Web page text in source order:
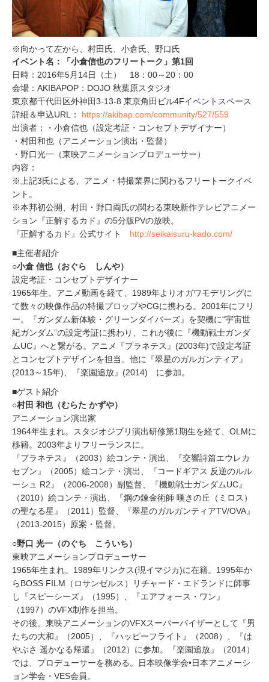
※向かって左から、村田氏、小倉氏、野口氏
イベント名：「小倉信也のフリートーク」第1回
日時：2016年5月14日（土） 18：00～20：00
会場：AKIBAPOP：DOJO 秋葉原スタジオ
東京都千代田区外神田3-13-8 東京角田ビル4Fイベントスペース
詳細＆申込URL： https://akibap.com/community/527/559
出演者：・小倉信也（設定考証・コンセプトデザイナー）
・村田和也（アニメーション演出・監督）
・野口光一（東映アニメーションプロデューサー）
内容：
※上記3氏による、アニメ・特撮業界に関わるフリートークイベ
ント。
※本邦初公開、村田・野口両氏の関わる東映新作テレビアニメー
ション『正解するカド』の5分版PVの放映。
『正解するカド』公式サイト http://seikaisuru-kado.com/
■主催者紹介
○小倉 信也（おぐら しんや）
設定考証・コンセプトデザイナー
1965年生。アニメ動画を経て、1989年よりオガワモデリングに
て数々の映像作品の特撮プロップやCGに携わる。2001年にフリ
ー。『ガンダム新体験・グリーンダイバーズ』を契機に“宇宙世
紀ガンダム”の設定考証に携わり、これが後に『機動戦士ガンダ
ムUC』へと繋がる。アニメ『プラネテス』(2003年)で設定考証
とコンセプトデザインを担当。他に『翠星のガルガンティア』
(2013～15年)、『楽園追放』(2014) に参加。
■ゲスト紹介
○村田 和也（むらた かずや）
アニメーション演出家
1964年生まれ。スタジオジブリ演出研修第1期生を経て、OLMに
移籍。2003年よりフリーランスに。
『プラネテス』（2003）絵コンテ・演出、『交響詩篇エウレカ
セブン』（2005）絵コンテ・演出、『コードギアス 反逆のルル
ーシュ R2』（2006-2008）副監督、『機動戦士ガンダムUC』
（2010）絵コンテ・演出、『鋼の錬金術師 嘆きの丘（ミロス）
の聖なる星』（2011）監督、『翠星のガルガンティアTV/OVA』
（2013-2015）原案・監督。
○野口 光一（のぐち こういち）
東映アニメーションプロデューサー
1965年生まれ。1989年リンクス(現イマジカ)に在籍。1995年か
らBOSS FILM（ロサンゼルス）リチャード・エドランドに師事
し『スピーシーズ』（1995）、『エアフォース・ワン』
（1997）のVFX制作を担当。
その後、東映アニメーションのVFXスーパーバイザーとして『男
たちの大和』（2005）、『ハッピーフライト』（2008）、『は
やぶさ 遥かなる帰還』（2012）に参加。『楽園追放』（2014）
では、プロデューサーを務める。日本映像学会•日本アニメーシ
ョン学会・VES会員。